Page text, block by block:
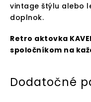
vintage štýlu alebo
doplnok.
Retro aktovka
spoločníkom na
Dodatočné